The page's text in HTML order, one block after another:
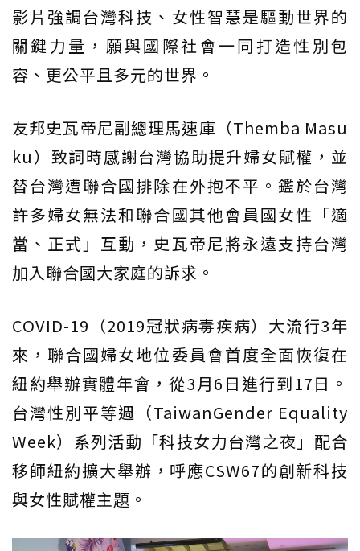
影片強調台灣科技、女性智慧是驅動世界的
關鍵力量，願與國際社會一同打造性別包
容、更公平且多元的世界。
友邦史瓦帝尼副總理馬速庫（Themba Masu
ku）致詞時感謝台灣協助提升婦女賦權，並
替台灣遭聯合國排除在外抱不平。鑑於台灣
許多婦女無法和聯合國其他會員國女性「適
當、正式」互動，史瓦帝尼將永遠支持台灣
加入聯合國大家庭的訴求。
COVID-19（2019冠狀病毒疾病）大流行3年
來，聯合國婦女地位委員會首度全面恢復在
紐約舉辦實體年會，從3月6日進行到17日。
台灣性別平等週（TaiwanGender Equality
Week）系列活動「科技女力台灣之夜」配合
移師紐約擴大舉辦，呼應CSW67的創新科技
與女性賦權主題。